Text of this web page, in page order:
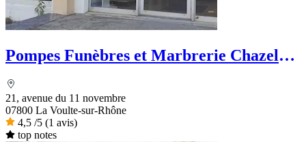
Pompes Funèbres et Marbrerie Chazel
21, avenue du 11 novembre
07800 La Voulte-sur-Rhône
4,5 /5 (1 avis)
top notes